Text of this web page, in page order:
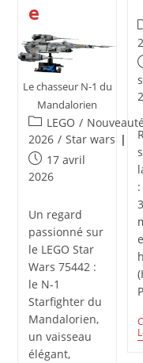
e
Le chasseur N-1 du
Mandalorien
Post
category:
LEGO /
2026 / Star wars
Publication
publiée :
17 avril
2026
Un regard
passionné sur
le LEGO Star
Wars 75442 :
le N-1
Starfighter du
Mandalorien,
un vaisseau
élégant,